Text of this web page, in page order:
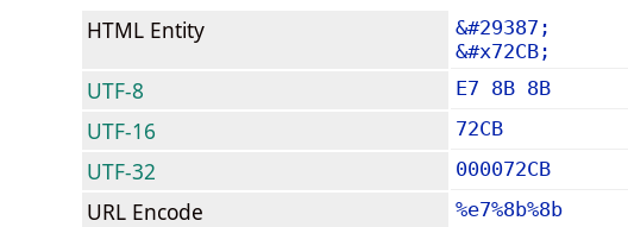
HTML Entity
&#29387;
&#x72CB;
UTF-8 E7 8B 8B
UTF-16 72CB
UTF-32 000072CB
URL Encode %e7%8b%8b